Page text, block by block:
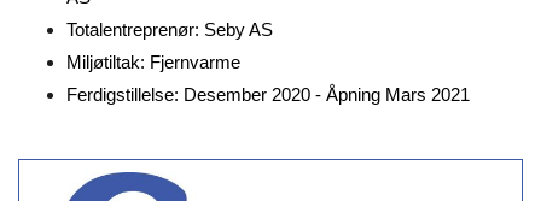
Totalentreprenør: Seby AS
Miljøtiltak: Fjernvarme
Ferdigstillelse: Desember 2020 - Åpning Mars 2021